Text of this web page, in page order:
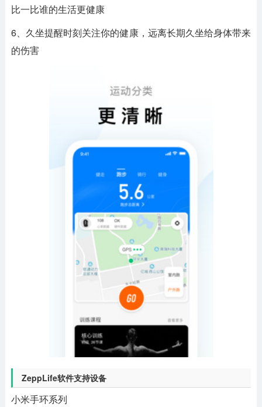
比一比谁的生活更健康
6、久坐提醒时刻关注你的健康，远离长期久坐给身体带来
的伤害
ZeppLife软件支持设备
小米手环系列